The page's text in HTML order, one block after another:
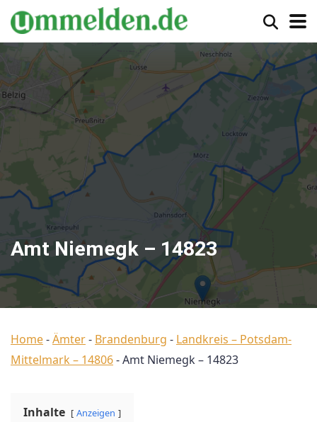
Amt Niemegk – 14823
Home-Ämter- Brandenburg - Landkreis – Potsdam-
Mittelmark – 14806-Amt Niemegk – 14823
Inhalte Anzeigen